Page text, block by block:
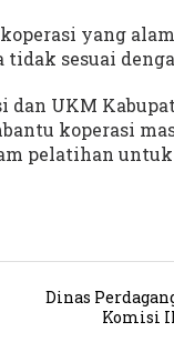
yang
sesuai
dan UKM
koperasi
pelatihan
Dinas
Komisi